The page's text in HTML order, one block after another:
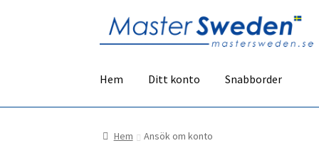
till
navigering
till
innehåll
Hem Ditt konto Snabborder
Hem Ansök om konto